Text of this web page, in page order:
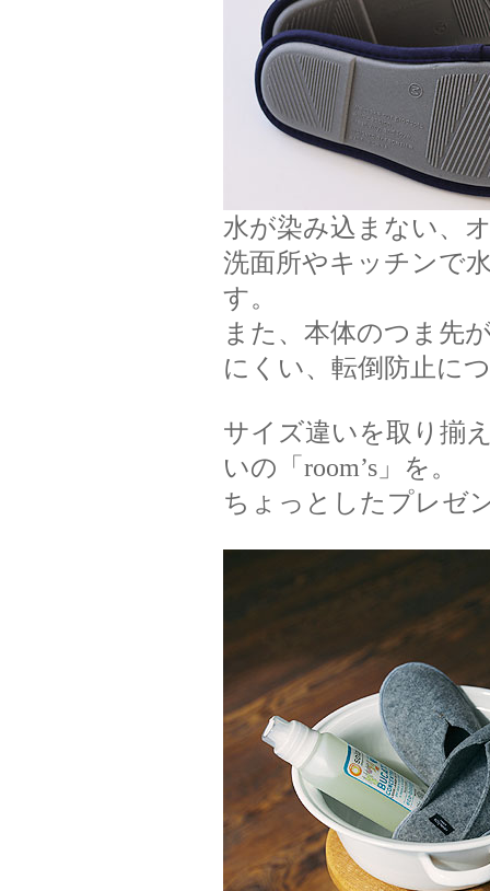
水が染み込まない、
洗面所やキッチンで
す。
また、本体のつま先
にくい、転倒防止に
サイズ違いを取り揃
いの「room’s」を。
ちょっとしたプレゼ